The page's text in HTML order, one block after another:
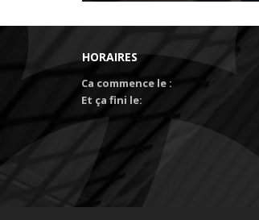
HORAIRES
Ca commence le :
Et ça fini le: